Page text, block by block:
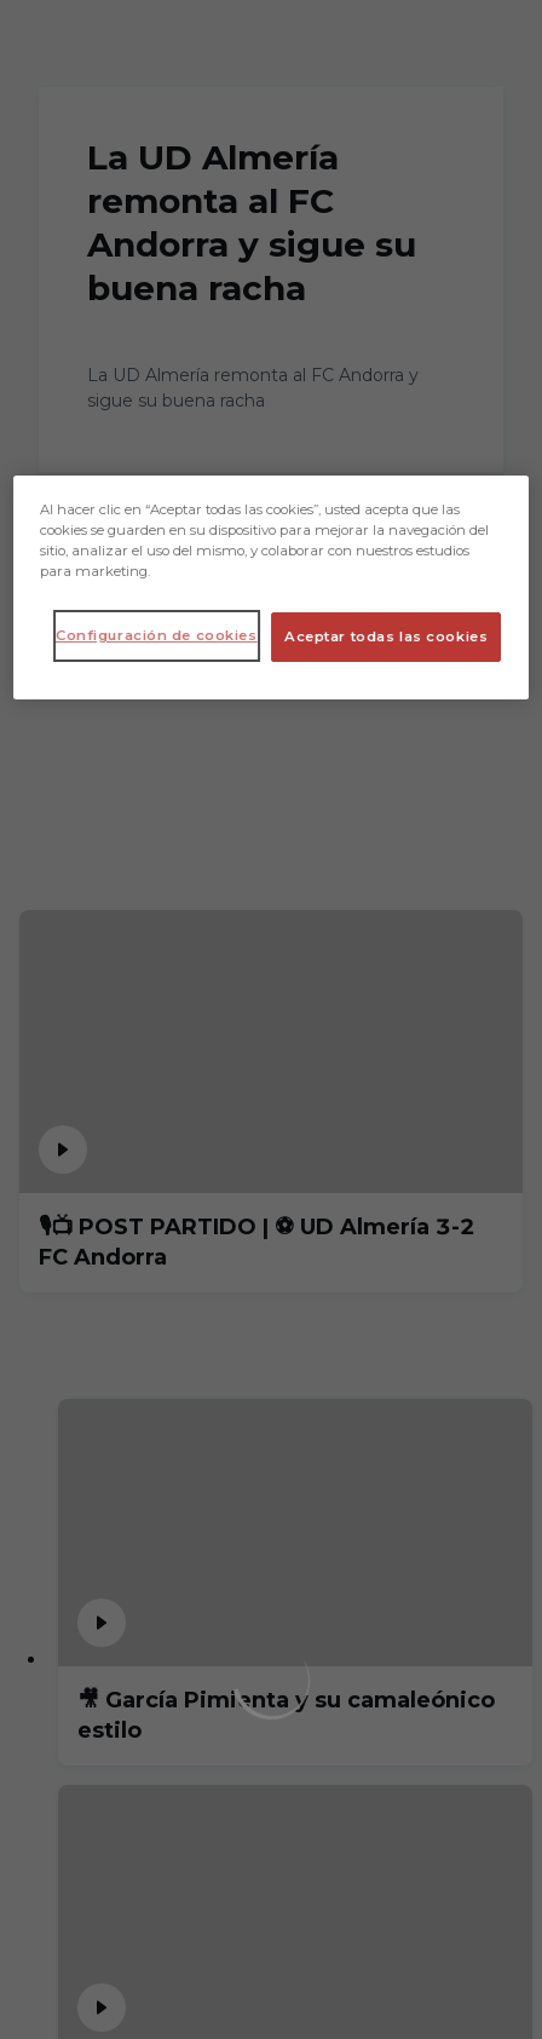
La UD Almería
remonta al FC
Andorra y sigue su
buena racha
La UD Almería remonta al FC Andorra y
sigue su buena racha
🎙️📺 POST PARTIDO | ⚽️ UD Almería 3-2
FC Andorra
🎥 García Pimienta y su camaleónico
estilo
Al hacer clic en “Aceptar todas las cookies”, usted acepta que las
cookies se guarden en su dispositivo para mejorar la navegación del
sitio, analizar el uso del mismo, y colaborar con nuestros estudios
para marketing.
Aceptar todas las cookies
Configuración de cookies